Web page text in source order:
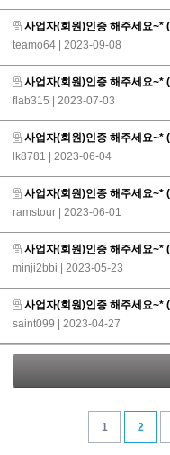
사업자(회원)인증 해주세요~*
teamo64
| 2023-09-08
사업자(회원)인증 해주세요~*
flab315
| 2023-07-03
사업자(회원)인증 해주세요~*
lk8781
| 2023-06-04
사업자(회원)인증 해주세요~*
ramstour
| 2023-06-01
사업자(회원)인증 해주세요~*
minji2bbi
| 2023-05-23
사업자(회원)인증 해주세요~*
saint099
| 2023-04-27
1 2